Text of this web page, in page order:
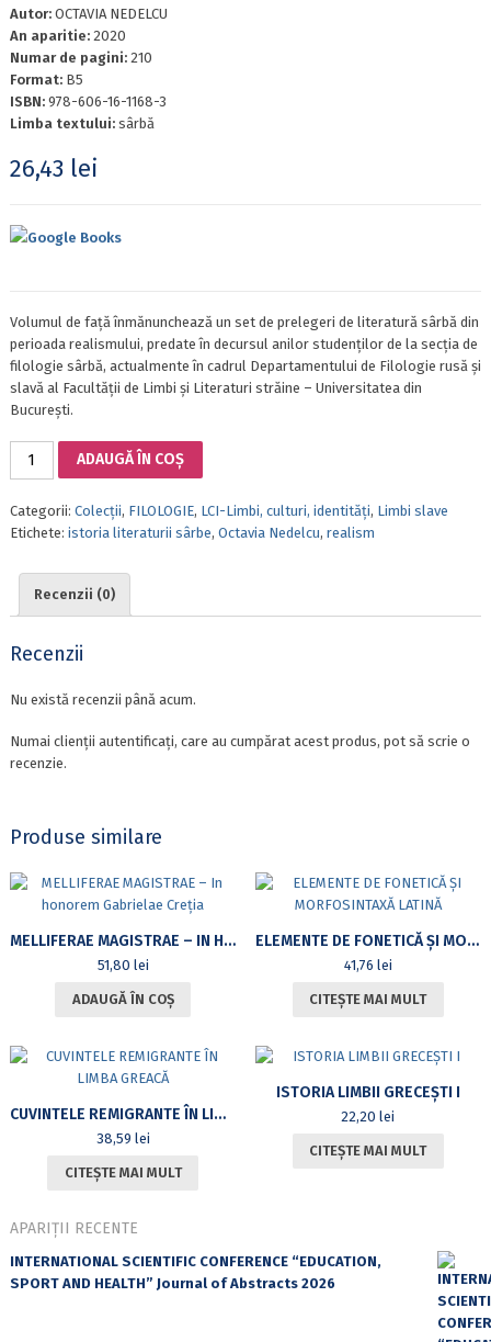
Autor: OCTAVIA NEDELCU
An aparitie: 2020
Numar de pagini: 210
Format: B5
ISBN: 978-606-16-1168-3
Limba textului: sârbă
26,43 lei
Google Books
Volumul de față înmănunchează un set de prelegeri de literatură sârbă din
perioada realismului, predate în decursul anilor studenților de la secția de
filologie sârbă, actualmente în cadrul Departamentului de Filologie rusă și
slavă al Facultății de Limbi și Literaturi străine – Universitatea din
București.
SÂRBE.
REALISMUL.
revizuită
ADAUGĂ ÎN COȘ
Categorii: Colecții, FILOLOGIE, LCI-Limbi, culturi, identități, Limbi slave
Etichete: istoria literaturii sârbe, Octavia Nedelcu, realism
Recenzii (0)
Recenzii
Nu există recenzii până acum.
Numai clienții autentificați, care au cumpărat acest produs, pot să scrie o
recenzie.
Produse similare
MELLIFERAE MAGISTRAE – IN HONOREM GABRIELAE CREȚIA
51,80 lei
ADAUGĂ ÎN COȘ
ELEMENTE DE FONETICĂ ȘI MORFOSINTAXĂ LATINĂ
41,76 lei
CITEȘTE MAI MULT
CUVINTELE REMIGRANTE ÎN LIMBA GREACĂ
38,59 lei
CITEȘTE MAI MULT
ISTORIA LIMBII GRECEȘTI I
22,20lei
CITEȘTE MAI MULT
APARIȚII RECENTE
INTERNATIONAL SCIENTIFIC CONFERENCE “EDUCATION,
SPORT AND HEALTH” Journal of Abstracts 2026